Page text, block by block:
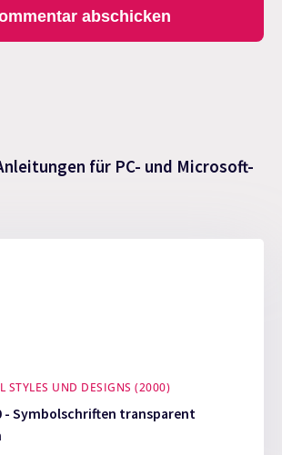
für PC- und Microsoft-
STYLES UND DESIGNS (2000)
- Symbolschriften transparent